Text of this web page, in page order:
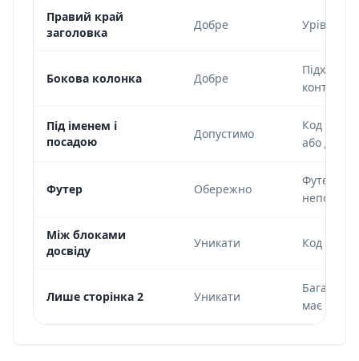
Правий край
заголовка
Добре
Бокова колонка Добре
Під іменем і
посадою
Допустимо
Код
або
Футер Обережно
Футери
Між блоками
досвіду
Уникати Код
Лише сторінка 2 Уникати
Багато
має бути